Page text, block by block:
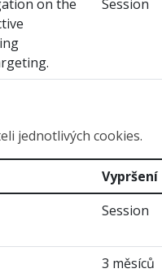
on the
Session
jednotlivých cookies.
Vypršení
Session
3 měsíců